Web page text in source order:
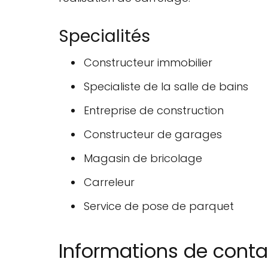
Specialités
Constructeur immobilier
Specialiste de la salle de bains
Entreprise de construction
Constructeur de garages
Magasin de bricolage
Carreleur
Service de pose de parquet
Informations de